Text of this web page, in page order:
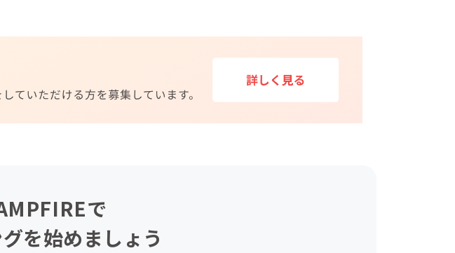
で
を始めましょう